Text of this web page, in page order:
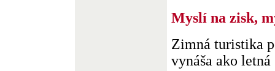
Myslí na zisk,
Zimná turistika
vynáša ako letná